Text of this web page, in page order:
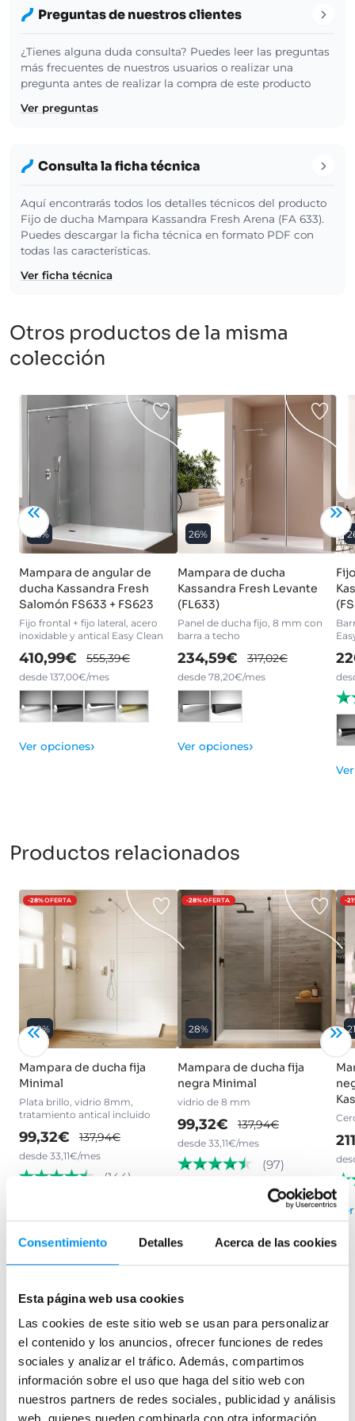
Consentimiento Detalles Acerca de las cookies
Esta página web usa cookies
Las cookies de este sitio web se usan para personalizar
el contenido y los anuncios, ofrecer funciones de redes
sociales y analizar el tráfico. Además, compartimos
información sobre el uso que haga del sitio web con
nuestros partners de redes sociales, publicidad y análisis
Preguntas de nuestros clientes
¿Tienes alguna duda consulta? Puedes leer las preguntas
más frecuentes de nuestros usuarios o realizar una
pregunta antes de realizar la compra de este producto
Ver preguntas
Consulta la ficha técnica
Aquí encontrarás todos los detalles técnicos del producto
Fijo de ducha Mampara Kassandra Fresh Arena (FA 633).
Puedes descargar la ficha técnica en formato PDF con
todas las características.
Ver ficha técnica
Otros productos de la misma
colección
26%
Mampara de angular de
ducha Kassandra Fresh
Salomón FS633 + FS623
Fijo frontal + fijo lateral, acero
inoxidable y antical Easy Clean
410,99€ 555,39€
desde 137,00€/mes
Ver opciones›
26%
Mampara de ducha
Kassandra Fresh Levante
(FL633)
Panel de ducha fijo, 8 mm con
barra a techo
234,59€ 317,02€
desde 78,20€/mes
Ver opciones›
Productos relacionados
-28%OFERTA
28%
Mampara de ducha fija
Minimal
Plata brillo, vidrio 8mm,
tratamiento antical incluido
99,32€ 137,94€
desde 33,11€/mes
(144)
-28%OFERTA
28%
Mampara de ducha fija
negra Minimal
vidrio de 8 mm
99,32€ 137,94€
desde 33,11€/mes
(97)
-
Mamparas de bañera
Bañeras en esquina
Hojas o biombos de bañera